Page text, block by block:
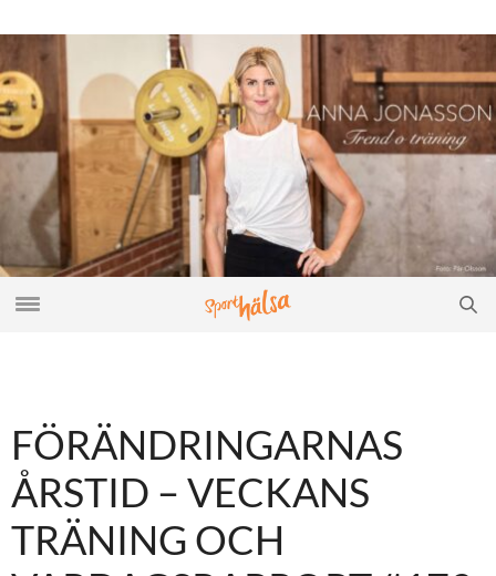
FÖRÄNDRINGARNAS
ÅRSTID – VECKANS
TRÄNING OCH